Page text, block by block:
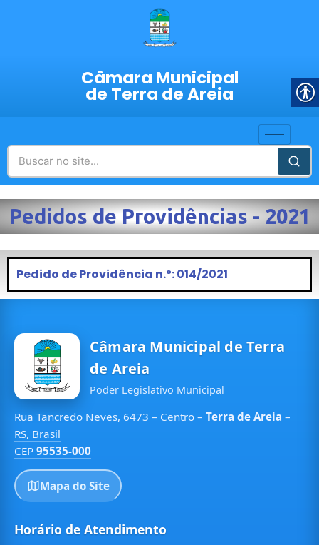
Câmara Municipal
de Terra de Areia
Pedidos de Providências - 2021
Pedido de Providência n.º: 014/2021
Câmara Municipal de Terra
de Areia
Poder Legislativo Municipal
Rua Tancredo Neves, 6473 – Centro – Terra de Areia –
RS, Brasil
CEP 95535-000
Mapa do Site
Horário de Atendimento